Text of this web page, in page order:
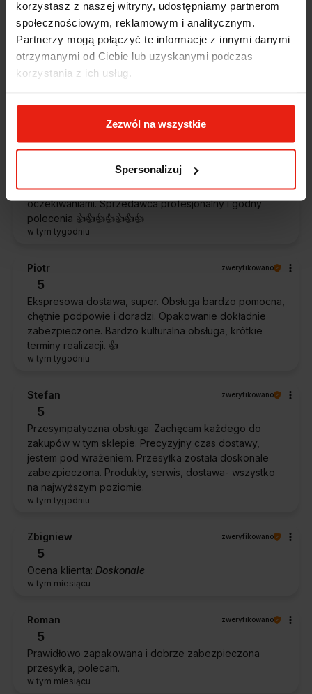
korzystasz z naszej witryny, udostępniamy partnerom
społecznościowym, reklamowym i analitycznym.
Partnerzy mogą połączyć te informacje z innymi danymi
otrzymanymi od Ciebie lub uzyskanymi podczas
korzystania z ich usług.
Zezwól na wszystkie
Spersonalizuj
Alicja zweryfikowano
5
Jestem zaskoczona, że ta paczka dotarła do mnie tak
szybko. Paczka dotarła cała i zdrowa. Szybko,
klienta.
Ekspresowa realizacja zamówienia. Towar zgodny z
oczekiwaniami. Sprzedawca profesjonalny i godny
polecenia 👍️👍️👍️👍️👍️👍️👍️
w tym tygodniu
Piotr zweryfikowano
5
Ekspresowa dostawa, super. Obsługa bardzo pomocna,
chętnie podpowie i doradzi. Opakowanie dokładnie
zabezpieczone. Bardzo kulturalna obsługa, krótkie
terminy realizacji. 👍️
w tym tygodniu
Stefan zweryfikowano
5
Przesympatyczna obsługa. Zachęcam każdego do
zakupów w tym sklepie. Precyzyjny czas dostawy,
jestem pod wrażeniem. Przesyłka została doskonale
zabezpieczona. Produkty, serwis, dostawa- wszystko
na najwyższym poziomie.
w tym tygodniu
Zbigniew zweryfikowano
5
Ocena klienta: Doskonale
w tym miesiącu
Roman zweryfikowano
5
Prawidłowo zapakowana i dobrze zabezpieczona
przesyłka, polecam.
w tym miesiącu